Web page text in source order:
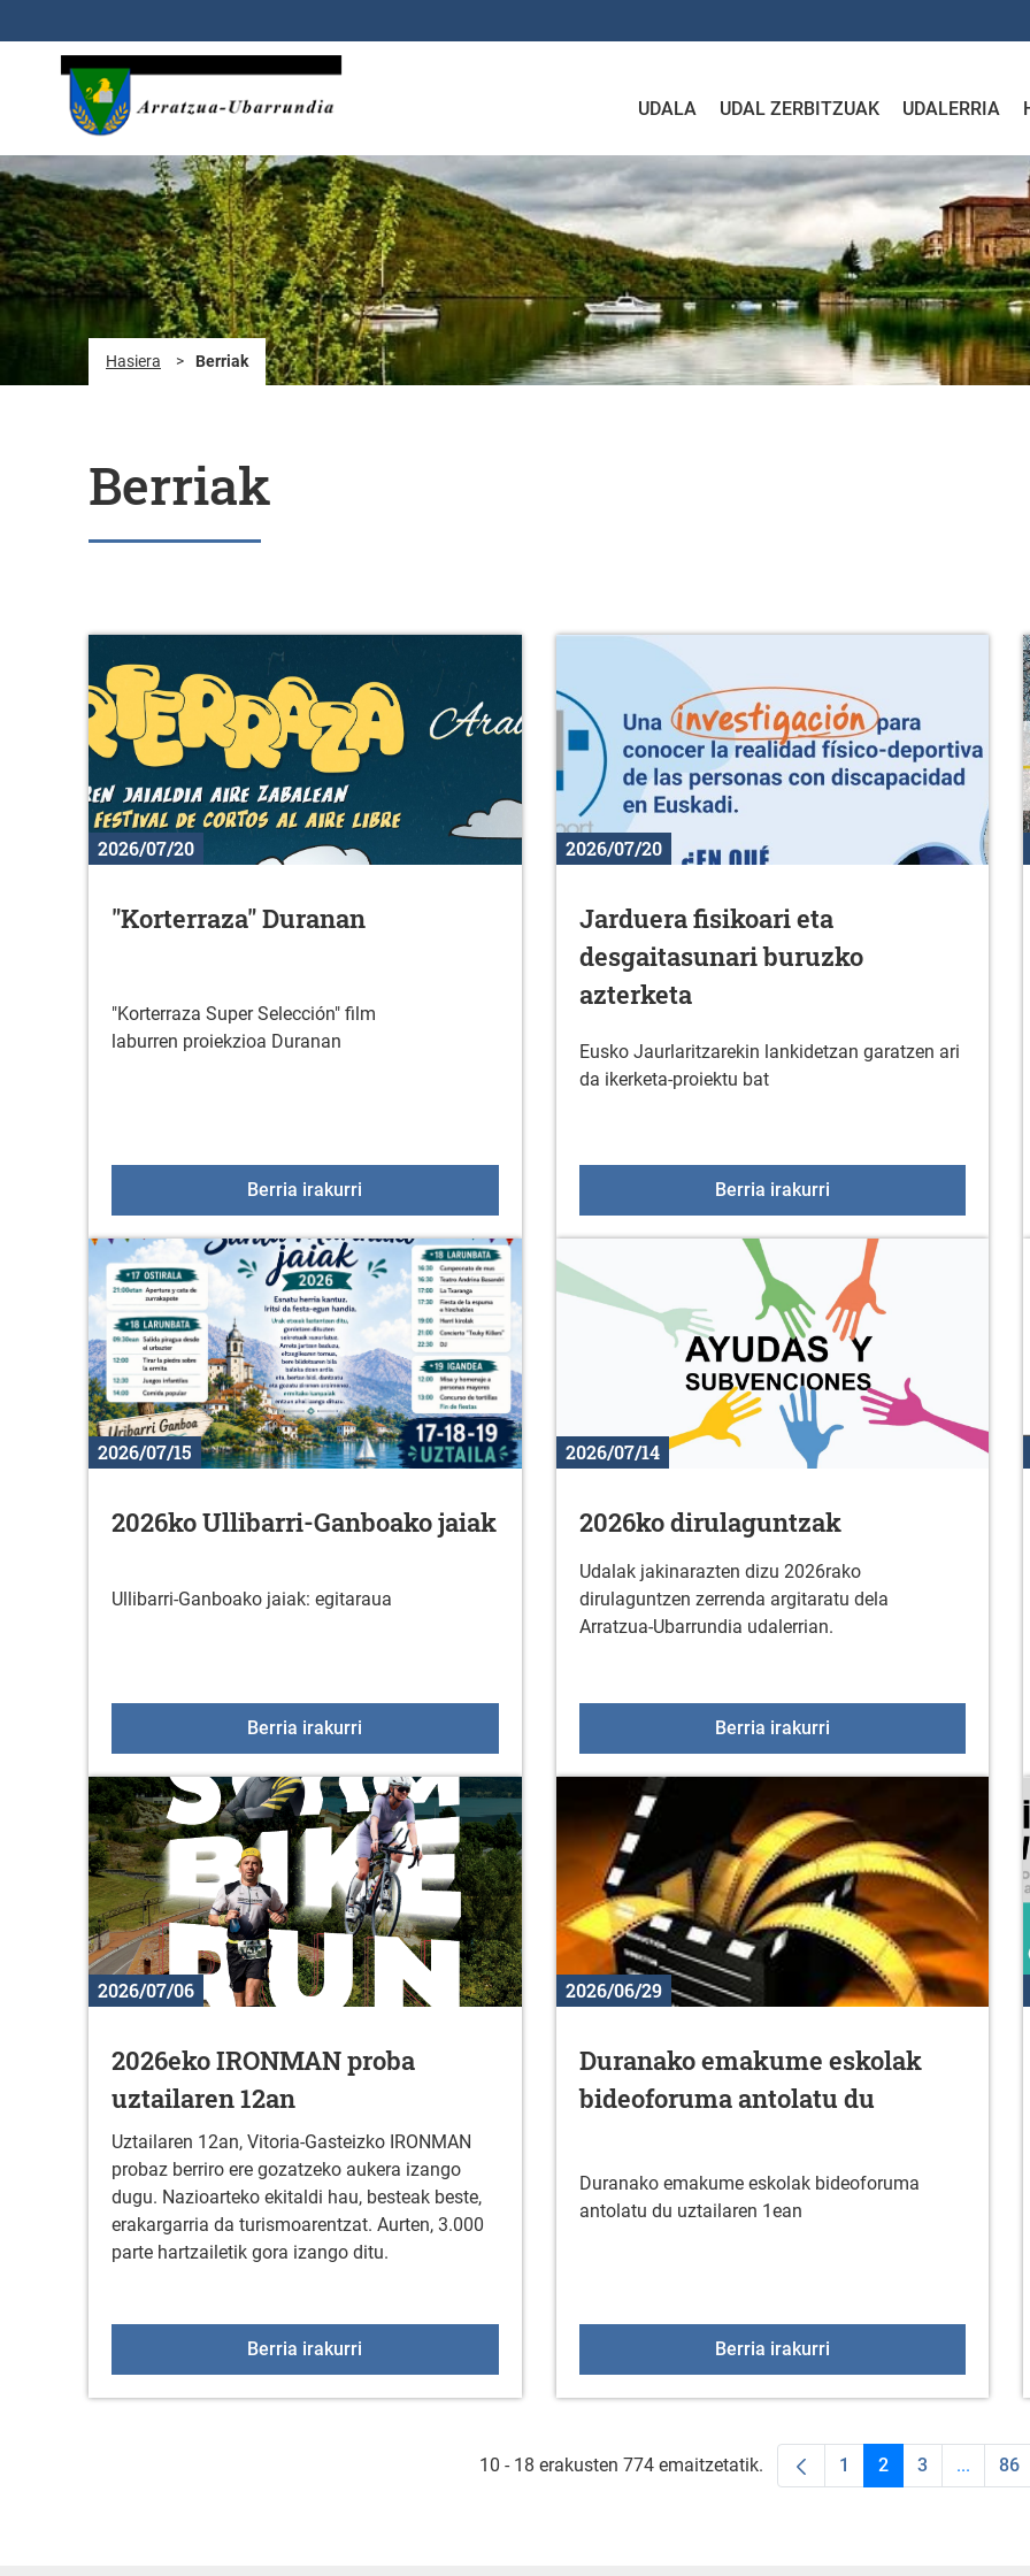
UDALA UDAL ZERBITZUAK UDALERRIA
Hasiera > Berriak
Berriak
2026/07/20
"Korterraza" Duranan
"Korterraza Super Selección" film
laburren proiekzioa Duranan
Berria irakurri
2026/07/20
Jarduera fisikoari eta
desgaitasunari buruzko
azterketa
Eusko Jaurlaritzarekin lankidetzan garatzen ari
da ikerketa-proiektu bat
Berria irakurriJarduera fisikoari eta
2026/07/15
2026ko Ullibarri-Ganboako jaiak
Ullibarri-Ganboako jaiak: egitaraua
Berria irakurri
2026/07/14
2026ko dirulaguntzak
Udalak jakinarazten dizu 2026rako
dirulaguntzen zerrenda argitaratu dela
Arratzua-Ubarrundia udalerrian.
Berria irakurri2026ko dirulaguntzak
2026/07/06
2026eko IRONMAN proba
uztailaren 12an
Uztailaren 12an, Vitoria-Gasteizko IRONMAN
probaz berriro ere gozatzeko aukera izango
dugu. Nazioarteko ekitaldi hau, besteak beste,
erakargarria da turismoarentzat. Aurten, 3.000
parte hartzailetik gora izango ditu.
Berria irakurri
2026/06/29
Duranako emakume eskolak
bideoforuma antolatu du
Duranako emakume eskolak bideoforuma
antolatu du uztailaren 1ean
Berria irakurriDuranako emakume
10 - 18 erakusten 774 emaitzetatik. Orrialdea
1 Orrialdea
2 Orrialdea
3 ... 86